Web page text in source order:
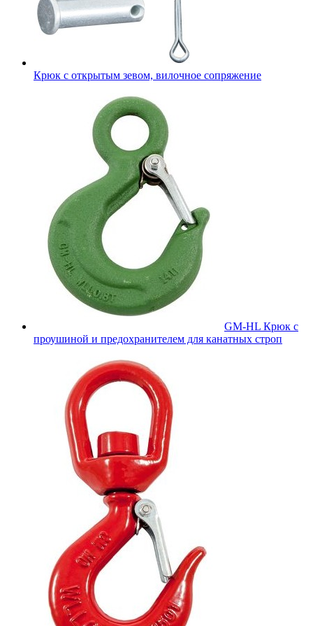
Крюк с открытым зевом, вилочное сопряжение
GM-HL Крюк с
проушиной и предохранителем для канатных строп